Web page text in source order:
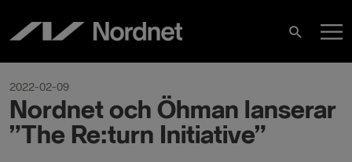
content
Search
2022-02-09
Nordnet och Öhman lanserar
”The Re:turn Initiative”